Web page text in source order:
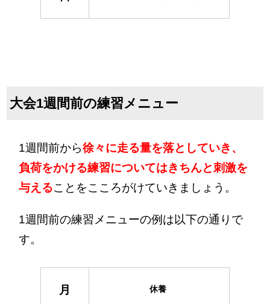
大会1週間前の練習メニュー
1週間前から徐々に走る量を落としていき、
負荷をかける練習についてはきちんと刺激を
与えることをこころがけていきましょう。
1週間前の練習メニューの例は以下の通りで
す。
月 休養